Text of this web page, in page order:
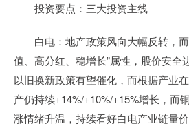
投资要点：三大投资主线
白电：地产政策风向大幅反转，
值、高分红、稳增长”属性，股价安全
以旧换新政策有望催化，而根据产业
产仍持续+14%/+10%/+15%增长，而
涨情绪升温，持续看好白电产业链量